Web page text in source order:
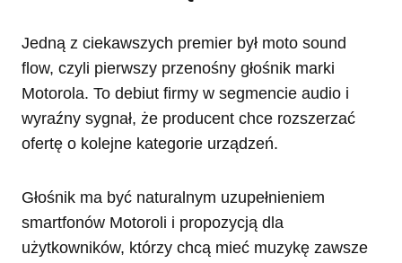
Jedną z ciekawszych premier był moto sound
flow, czyli pierwszy przenośny głośnik marki
Motorola. To debiut firmy w segmencie audio i
wyraźny sygnał, że producent chce rozszerzać
ofertę o kolejne kategorie urządzeń.
Głośnik ma być naturalnym uzupełnieniem
smartfonów Motoroli i propozycją dla
użytkowników, którzy chcą mieć muzykę zawsze